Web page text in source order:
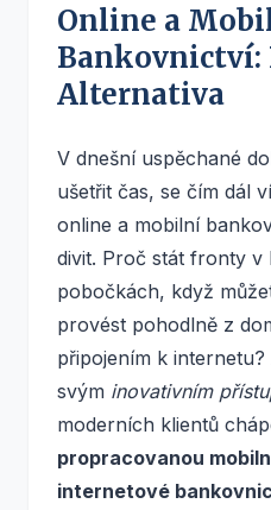
Online a
Bankovnictví:
Alternativa
V dnešní uspěchané
ušetřit čas, se čím dál
online a mobilní
divit. Proč stát fronty v
pobočkách, když
provést pohodlně z
připojením k internetu?
svým inovativním
moderních klientů
propracovanou
internetové